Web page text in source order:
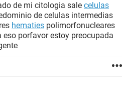
de mi citologia sale celulas
de celulas intermedias
hematies polimorfonucleares
porfavor estoy preocupada